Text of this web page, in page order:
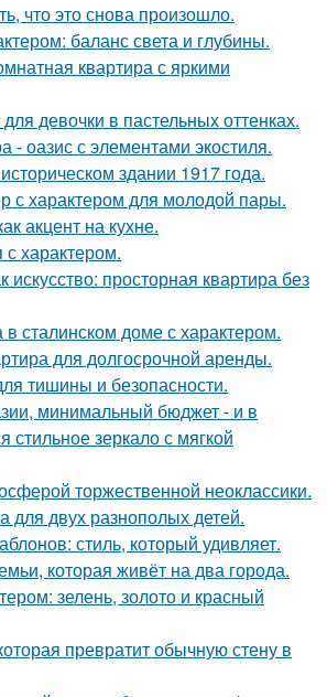
что это снова произошло.
баланс света и глубины.
квартира с яркими
девочки в пастельных оттенках.
- оазис с элементами экостиля.
здании 1917 года.
с характером для молодой пары.
акцент на кухне.
характером.
просторная квартира без
в сталинском доме с характером.
для долгосрочной аренды.
тишины и безопасности.
минимальный бюджет - и в
стильное зеркало с мягкой
торжественной неоклассики.
для двух разнополых детей.
стиль, который удивляет.
которая живёт на два города.
зелень, золото и красный
превратит обычную стену в